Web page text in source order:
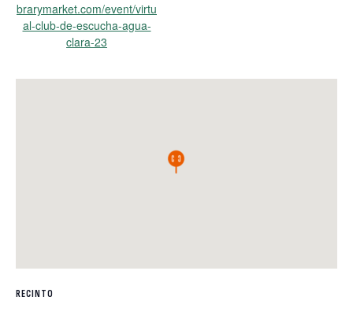
brarymarket.com/event/virtu
al-club-de-escucha-agua-
clara-23
RECINTO